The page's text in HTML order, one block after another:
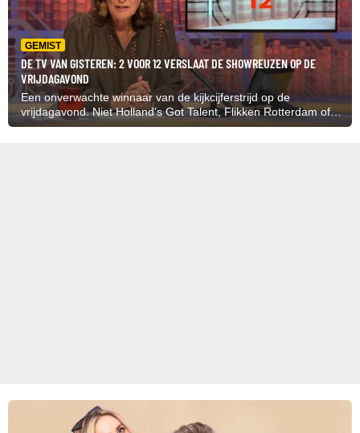
GEMIST
DE TV VAN GISTEREN: 2 VOOR 12 VERSLAAT DE SHOWREUZEN OP DE
VRIJDAGAVOND
Een onverwachte winnaar van de kijkcijferstrijd op de
vrijdagavond. Niet Holland's Got Talent, Flikken Rotterdam of
De Slimste Mens gaat er met de kijkers vandoor maar 2 voor